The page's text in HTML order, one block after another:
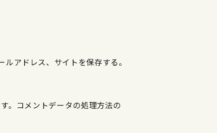
アドレス、サイトを保存する。
。 コメントデータの処理方法の